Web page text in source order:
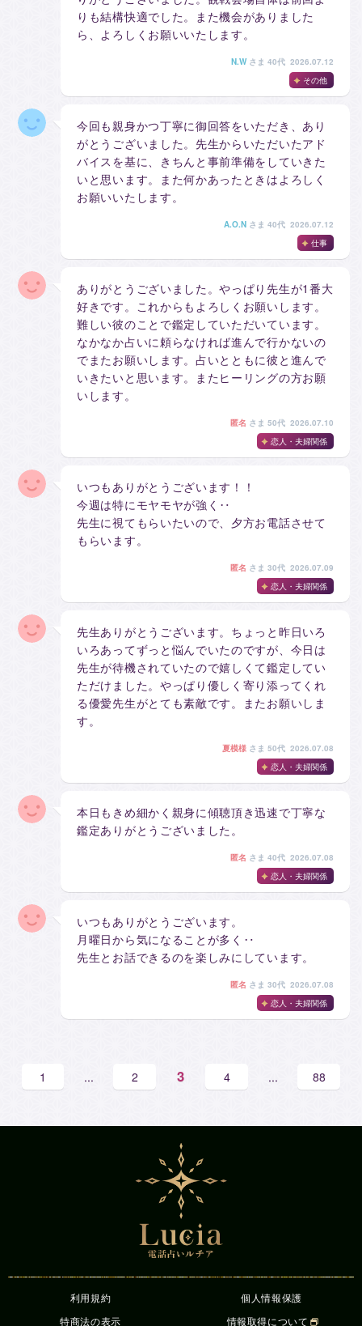
りも結構快適でした。また機会がありました
ら、よろしくお願いいたします。
N.W さま 40代 2026.07.12
その他
今回も親身かつ丁寧に御回答をいただき、あり
がとうございました。先生からいただいたアド
バイスを基に、きちんと事前準備をしていきた
いと思います。また何かあったときはよろしく
お願いいたします。
A.O.N さま 40代 2026.07.12
仕事
ありがとうございました。やっぱり先生が1番大
好きです。これからもよろしくお願いします。
難しい彼のことで鑑定していただいています。
なかなか占いに頼らなければ進んで行かないの
でまたお願いします。占いとともに彼と進んで
いきたいと思います。またヒーリングの方お願
いします。
匿名 さま 50代 2026.07.10
恋人・夫婦関係
いつもありがとうございます！！
今週は特にモヤモヤが強く‥
先生に視てもらいたいので、夕方お電話させて
もらいます。
匿名 さま 30代 2026.07.09
恋人・夫婦関係
先生ありがとうございます。ちょっと昨日いろ
いろあってずっと悩んでいたのですが、今日は
先生が待機されていたので嬉しくて鑑定してい
ただけました。やっぱり優しく寄り添ってくれ
る優愛先生がとても素敵です。またお願いしま
す。
夏模様 さま 50代 2026.07.08
恋人・夫婦関係
本日もきめ細かく親身に傾聴頂き迅速で丁寧な
鑑定ありがとうございました。
匿名 さま 40代 2026.07.08
恋人・夫婦関係
いつもありがとうございます。
月曜日から気になることが多く‥
先生とお話できるのを楽しみにしています。
匿名 さま 30代 2026.07.08
恋人・夫婦関係
1 ... 2 3 4 ... 88
利用規約
個人情報保護
特商法の表示
情報取得について